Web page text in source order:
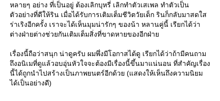
หลายๆ อย่าง ที่เป็นอยู่ ต้องเลิกบุหรี่ เลิกทำตัวเสเพล ทำตัวเป็น
ตัวอย่างที่ดีให้ริน เมื่อได้รับการเติมเต็มชีวิตวัยเด็ก รินก็กลับมาสดใส
ร่าเริงอีกครั้ง เราจะได้เห็นมุมน่ารักๆ ของน้า หลานคู่นี้ เรียกได้ว่า
ต่างฝ่ายต่างช่วยกันเติมเต็มสิ่งที่ขาดหายของอีกฝ่า
เรื่องนี้ถือว่าสนุก น่าดูครับ ผมพึ่งมีโอกาสได้ดู เรียกได้ว่าถ้ามีคนถาม
ถึงอนิเมที่ดูแล้วอบอุ่นหัวใจจะต้องมีเรื่องนี้ขึ้นมาแน่นอน ที่สำคัญเรื่อง
นี้ได้ถูกนำไปสร้างเป็นภาพยนตร์อีกด้วย (แสดงให้เห็นถึงความนิยม
ได้เป็นอย่างดี)